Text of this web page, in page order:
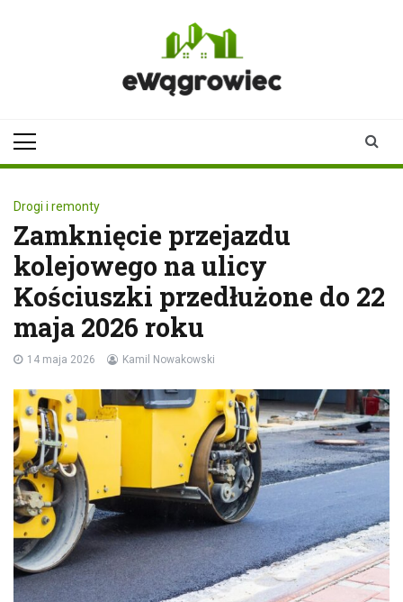
Drogi i remonty
Zamknięcie przejazdu
kolejowego na ulicy
Kościuszki przedłużone do 22
maja 2026 roku
14 maja 2026 Kamil Nowakowski